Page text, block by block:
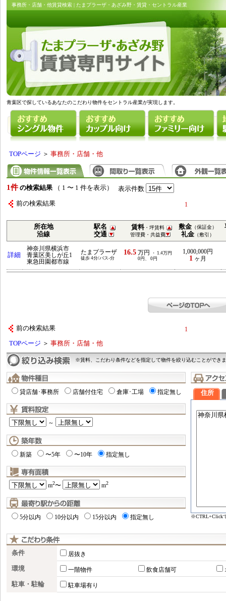
事務所・店舗・他賃貸検索 | たまプラーザ・あざみ野・賃貸・セントラル産業
青葉区で探しているあなたのこだわり物件をセントラル産業が実現します。
TOPページ ＞ 事務所・店舗・他
1件 の検索結果 （ 1 〜 1 件を表示） 表示件数
前の検索結果 1
所在地
沿線
駅名
交通
賃料・坪賃料
管理費・共益費
敷金 （保証金）
礼金 （敷引）
詳細
神奈川県横浜市
青葉区美しが丘1
東急田園都市線
たまプラーザ
徒歩 4分/バス-分
16.5万円
・ 1.4万円
0円、 0円
1,000,000円
1 ヶ月
前の検索結果 1
TOPページ ＞ 事務所・店舗・他
※賃料、こだわり条件などを指定して物件を絞り込むことができ
貸店舗･事務所 店舗付住宅 倉庫･工場 指定無し
～
新築 〜5年 〜10年 指定無し
m2〜 m2
5分以内 10分以内 15分以内 指定無し
住所
※CTRL+Click
条件 居抜き
環境 一階物件 飲食店舗可
駐車・駐輪 駐車場有り